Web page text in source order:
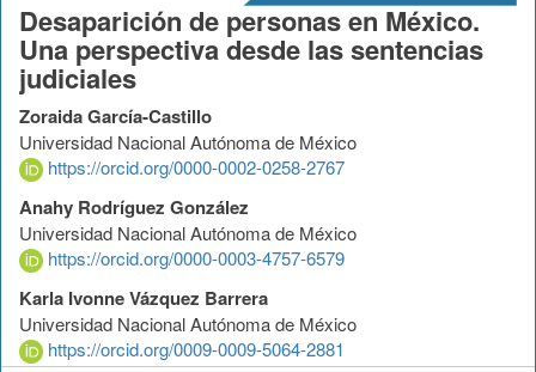
Desaparición de personas en México.
Una perspectiva desde las sentencias
judiciales
Zoraida García-Castillo
Universidad Nacional Autónoma de México
https://orcid.org/0000-0002-0258-2767
Anahy Rodríguez González
Universidad Nacional Autónoma de México
https://orcid.org/0000-0003-4757-6579
Karla Ivonne Vázquez Barrera
Universidad Nacional Autónoma de México
https://orcid.org/0009-0009-5064-2881